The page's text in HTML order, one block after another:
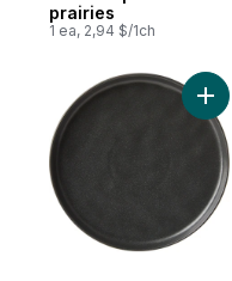
prairies
1 ea, 2,94 $/1ch